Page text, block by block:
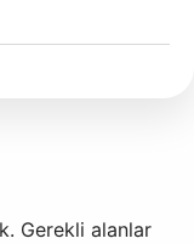
Gerekli alanlar